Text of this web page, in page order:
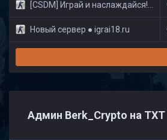
[CSDM] Играй и наслаждайся! © Classic
Новый сервер ● igrai18.ru
Админ Berk_Crypto на TXT